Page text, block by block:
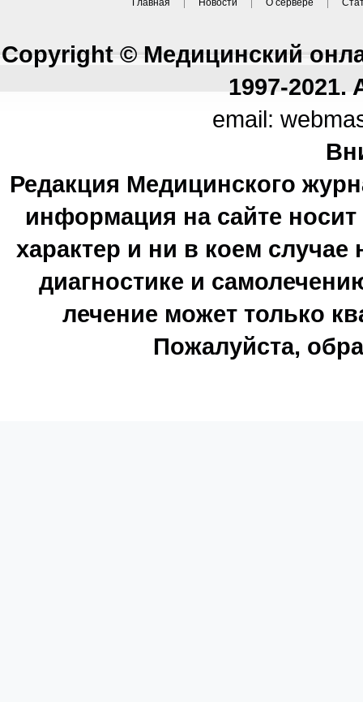
Главная Новости О сервере
Copyright © Медицинский
1997-2021.
email:
Редакция Медицинского
информация на сайте
характер и ни в коем
диагностике и
лечение может только
Пожалуйста,